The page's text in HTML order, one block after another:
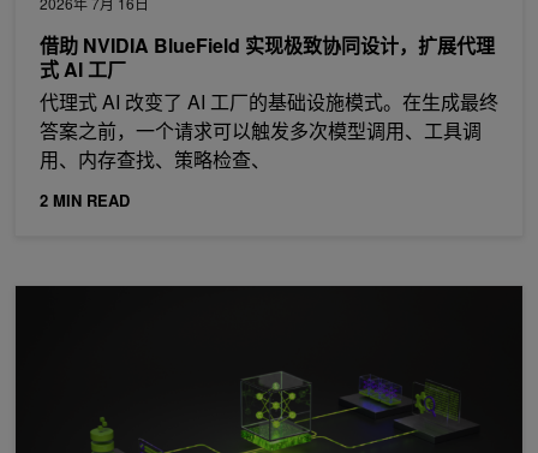
借助 NVIDIA BlueField 实现极致协同设计，扩展代理
式 AI 工厂
代理式 AI 改变了 AI 工厂的基础设施模式。在生成最终
答案之前，一个请求可以触发多次模型调用、工具调
用、内存查找、策略检查、
2 MIN READ
排行榜上的经验教训：5000+ Kagglers 教我们如何改进 AI 推理